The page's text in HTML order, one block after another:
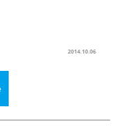
2014.10.06